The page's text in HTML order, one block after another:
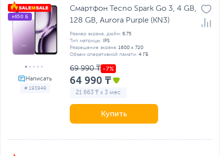
# 193949
+650 Б
Смартфон Tecno Spark Go 3, 4 GB,
128 GB, Aurora Purple (KN3)
Размер экрана, дюйм: 6.75
Тип матрицы:
IPS
Разрешение экрана: 1600 x 720
Объем оперативной памяти: 4 ГБ
69 990 ₸
64 990 ₸
21 663 ₸ x 3 мес
Купить